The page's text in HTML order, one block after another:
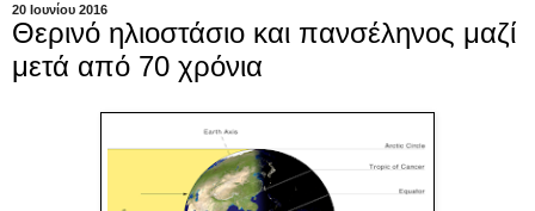
20 Ιουνίου 2016
Θερινό ηλιοστάσιο και πανσέληνος μαζί
μετά από 70 χρόνια